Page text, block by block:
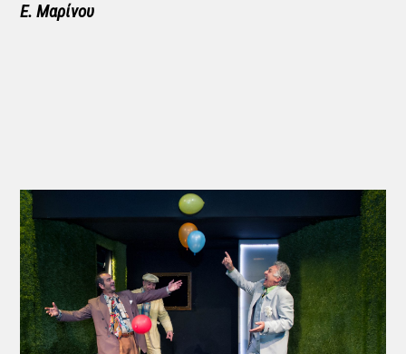
Ε. Μαρίνου